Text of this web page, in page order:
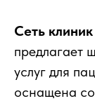
Сеть
предлагает
услуг для
оснащена